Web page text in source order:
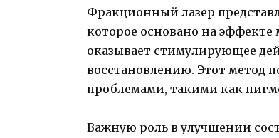
Фракционный лазер
которое основано на
оказывает стимулирующее
восстановлению. Этот метод
проблемами, такими как
Важную роль в улучшении